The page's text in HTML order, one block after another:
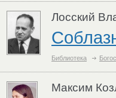
Лосский
Библиотека
Максим